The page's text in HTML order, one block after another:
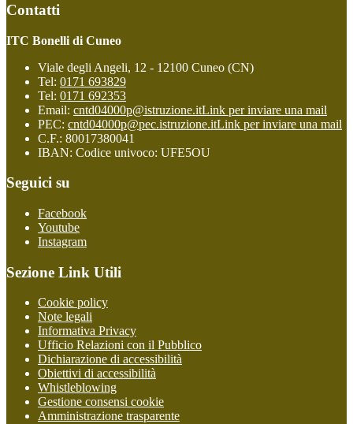
Contatti
ITC Bonelli di Cuneo
Viale degli Angeli, 12 - 12100 Cuneo (CN)
Tel: 0171 693829
Tel: 0171 692353
Email: cntd04000p@istruzione.itLink per inviare una mail
PEC: cntd04000p@pec.istruzione.itLink per inviare una mail
C.F.: 80017380041
IBAN: Codice univoco: UFE5OU
Seguici su
Facebook
Youtube
Instagram
Sezione Link Utili
Cookie policy
Note legali
Informativa Privacy
Ufficio Relazioni con il Pubblico
Dichiarazione di accessibilità
Obiettivi di accessibilità
Whistleblowing
Gestione consensi cookie
Amministrazione trasparente